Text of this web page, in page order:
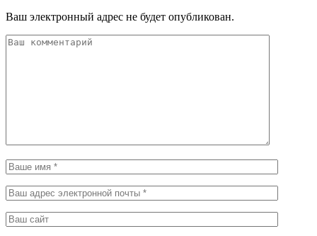
Ваш электронный адрес не будет опубликован.